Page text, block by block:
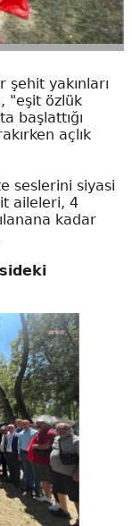
yakınları
"eşit özlük
başlattığı
açlık
seslerini siyasi
aileleri, 4
kadar